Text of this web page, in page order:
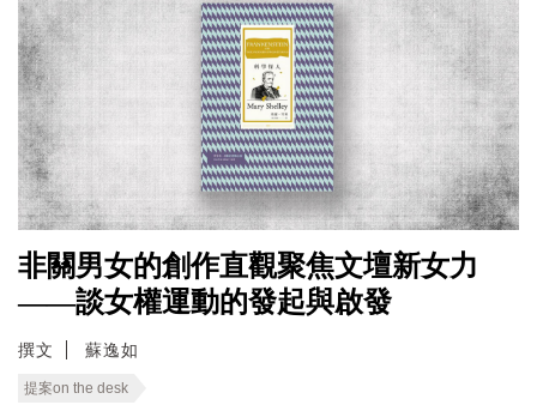
非關男女的創作直觀聚焦文壇新女力
——談女權運動的發起與啟發
撰文 蘇逸如
提案on the desk